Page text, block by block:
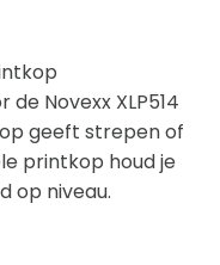
de Novexx XLP514
geeft strepen of
printkop houd je
op niveau.